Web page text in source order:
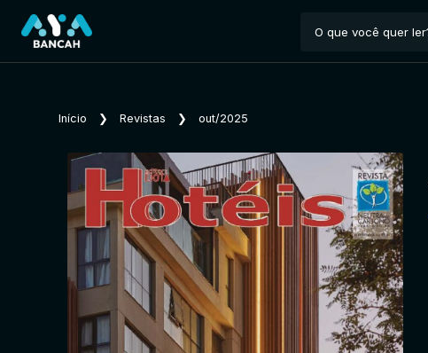
Início ❯ Revistas ❯ out/2025